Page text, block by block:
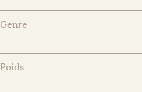
Genre
Poids